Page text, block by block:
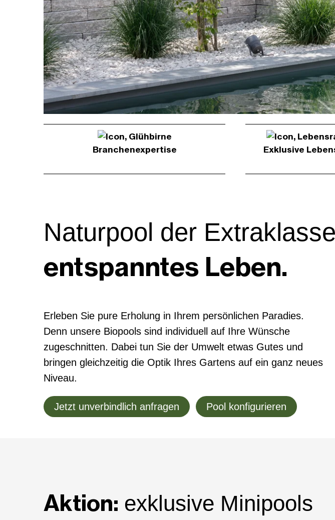
Branchen­expertise
Exklusive
Natur­pool der
ent­span­ntes Leben.
Erleben Sie pure Erholung in Ihrem persönlichen Paradies.
Denn unsere Biopools sind individuell auf Ihre Wünsche
zugeschnitten. Dabei tun Sie der Umwelt etwas Gutes und
bringen gleichzeitig die Optik Ihres Gartens auf ein ganz neues
Niveau.
Jetzt unverbindlich anfragen Pool konfigurieren
Aktion: exklusive Minipools